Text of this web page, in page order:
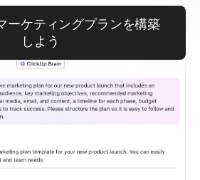
ーケティングプランを構築
しよう